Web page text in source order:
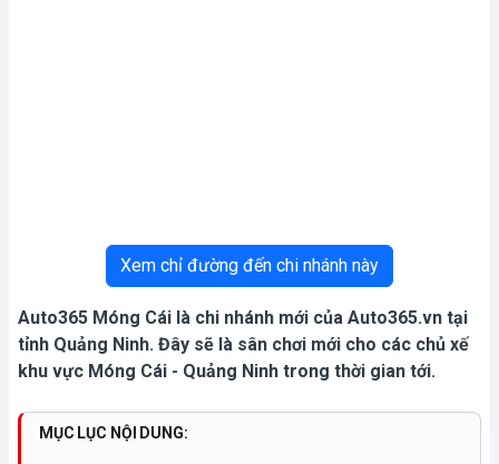
Xem chỉ đường đến chi nhánh này
Auto365 Móng Cái là chi nhánh mới của Auto365.vn tại
tỉnh Quảng Ninh. Đây sẽ là sân chơi mới cho các chủ xế
khu vực Móng Cái - Quảng Ninh trong thời gian tới.
MỤC LỤC NỘI DUNG: